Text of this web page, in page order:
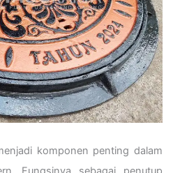
komponen penting dalam